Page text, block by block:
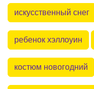
искусственный снег
ребенок хэллоуин
костюм новогодний